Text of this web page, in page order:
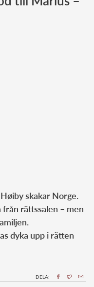
skakar Norge.
rättssalen – men
dyka upp i rätten
DELA: